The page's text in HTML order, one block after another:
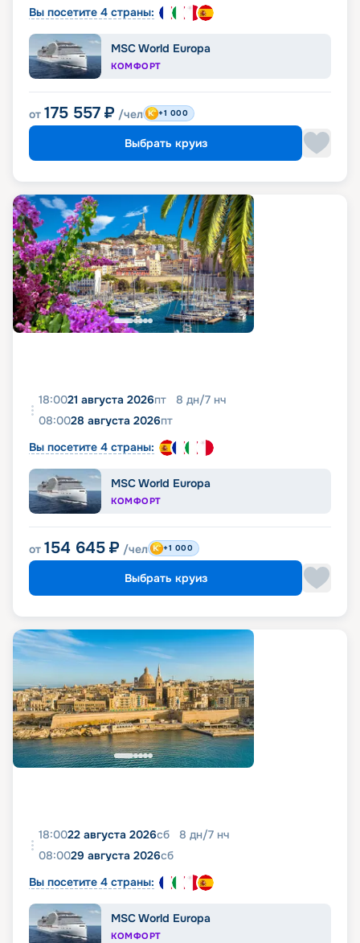
Вы посетите 4 страны:
MSC World Europa
КОМФОРТ
от 175 557 ₽ /чел +1 000
Выбрать круиз
18:0021 августа 2026пт 8 дн/7 нч
08:0028 августа 2026пт
Вы посетите 4 страны:
MSC World Europa
КОМФОРТ
от 154 645 ₽ /чел +1 000
Выбрать круиз
18:0022 августа 2026сб 8 дн/7 нч
08:0029 августа 2026сб
Вы посетите 4 страны:
MSC World Europa
КОМФОРТ